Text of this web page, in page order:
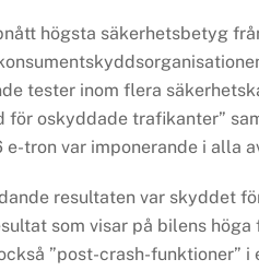
högsta säkerhetsbetyg
tester inom flera
för oskyddade trafikanter”
e-tron var imponerande i alla
resultaten var skyddet
som visar på bilens
”post-crash-funktioner”